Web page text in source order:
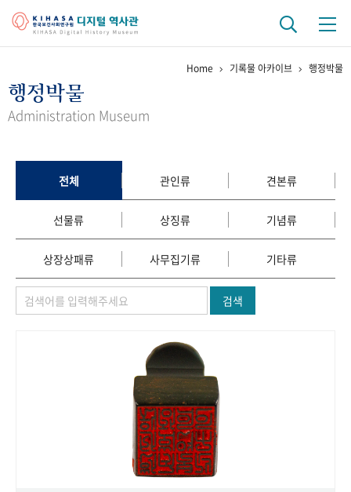
걸어온 길 기관 변천사
정책과 연구 키워드로 보는 연구 역사
연구자들
간행물 변천사
기록물 아카이브
사진 아카이브 문서 기록물 행정박물 영상 기록물
숫자로 보는 50년 50+1
Home 기록물 아카이브 행정박물
행정박물
Administration Museum
전체 관인류 견본류
선물류 상징류 기념류
상장상패류 사무집기류 기타류
검색